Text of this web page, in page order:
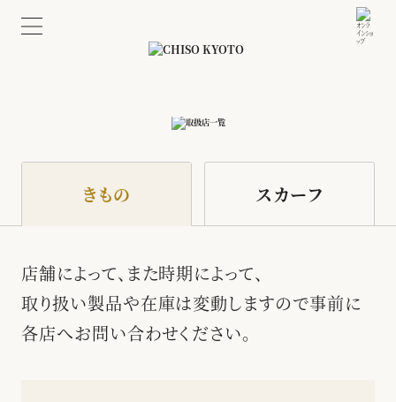
きもの スカーフ
店舗によって、また時期によって、
取り扱い製品や在庫は変動しますので事前に
各店へお問い合わせください。